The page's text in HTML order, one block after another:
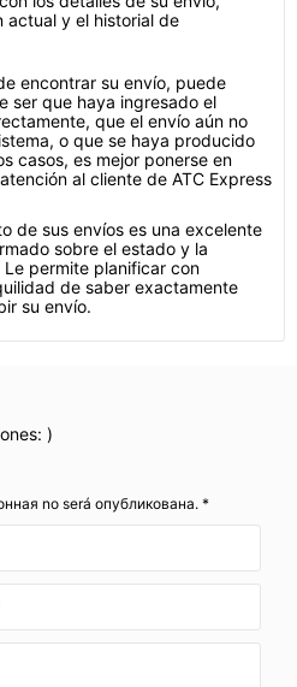
actual y el historial de
encontrar su envío, puede
ser que haya ingresado el
que el envío aún no
o que se haya producido
casos, es mejor ponerse en
al cliente de ATC Express
de sus envíos es una excelente
sobre el estado y la
permite planificar con
de saber exactamente
su envío.
)
no será опубликована. *